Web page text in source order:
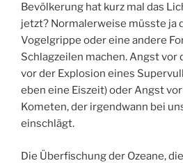
Bevölkerung hat kurz mal das
jetzt? Normalerweise müsste ja
Vogelgrippe oder eine andere
Schlagzeilen machen. Angst vor
vor der Explosion eines
eben eine Eiszeit) oder Angst
Kometen, der irgendwann bei
einschlägt.
Die Überfischung der Ozeane,